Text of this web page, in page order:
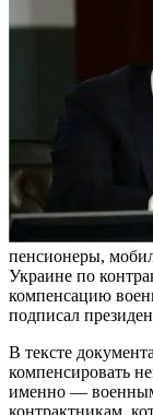
пенсионеры,
Украине по
компенсацию
подписал
В тексте
компенсировать
именно —
контрактникам,